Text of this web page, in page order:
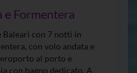
e Formentera
Baleari con 7 notti in
con volo andata e
al porto e
con bagno dedicato. A